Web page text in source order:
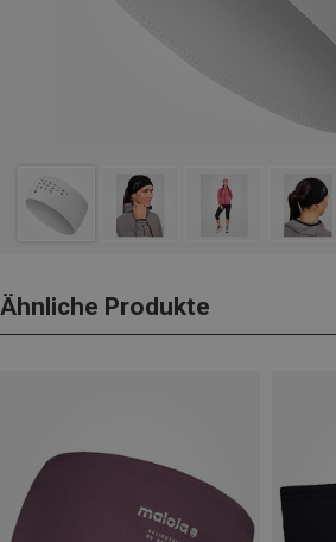
Ähnliche Produkte